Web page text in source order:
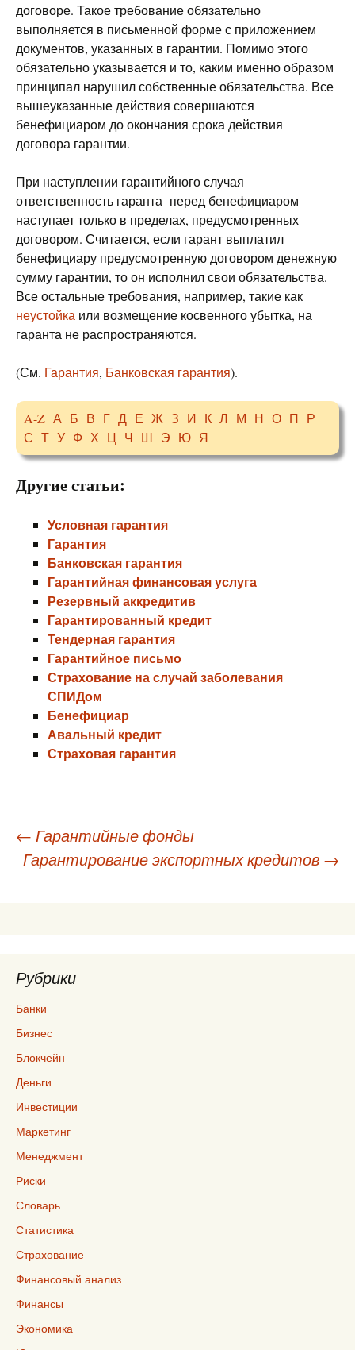
договоре. Такое требование обязательно
выполняется в письменной форме с приложением
документов, указанных в гарантии. Помимо этого
обязательно указывается и то, каким именно образом
принципал нарушил собственные обязательства. Все
вышеуказанные действия совершаются
бенефициаром до окончания срока действия
договора гарантии.
При наступлении гарантийного случая
ответственность гаранта перед бенефициаром
наступает только в пределах, предусмотренных
договором. Считается, если гарант выплатил
бенефициару предусмотренную договором денежную
сумму гарантии, то он исполнил свои обязательства.
Все остальные требования, например, такие как
неустойка или возмещение косвенного убытка, на
гаранта не распространяются.
(См. Гарантия, Банковская гарантия).
A-Z А Б В Г Д Е Ж З И К Л М Н О П Р
С Т У Ф Х Ц Ч Ш Э Ю Я
Другие статьи:
Условная гарантия
Гарантия
Банковская гарантия
Гарантийная финансовая услуга
Резервный аккредитив
Гарантированный кредит
Тендерная гарантия
Гарантийное письмо
Страхование на случай заболевания
СПИДом
Бенефициар
Авальный кредит
Страховая гарантия
Навигация
← Гарантийные фонды
Гарантирование экспортных кредитов →
Рубрики
Банки
Бизнес
Блокчейн
Деньги
Инвестиции
Маркетинг
Менеджмент
Риски
Словарь
Статистика
Страхование
Финансовый анализ
Финансы
Экономика